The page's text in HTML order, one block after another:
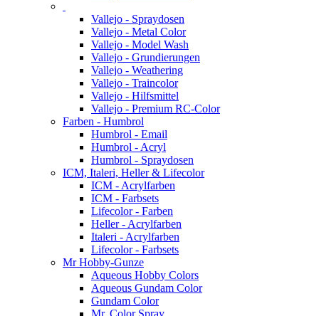
Vallejo - Spraydosen
Vallejo - Metal Color
Vallejo - Model Wash
Vallejo - Grundierungen
Vallejo - Weathering
Vallejo - Traincolor
Vallejo - Hilfsmittel
Vallejo - Premium RC-Color
Farben - Humbrol
Humbrol - Email
Humbrol - Acryl
Humbrol - Spraydosen
ICM, Italeri, Heller & Lifecolor
ICM - Acrylfarben
ICM - Farbsets
Lifecolor - Farben
Heller - Acrylfarben
Italeri - Acrylfarben
Lifecolor - Farbsets
Mr Hobby-Gunze
Aqueous Hobby Colors
Aqueous Gundam Color
Gundam Color
Mr. Color Spray